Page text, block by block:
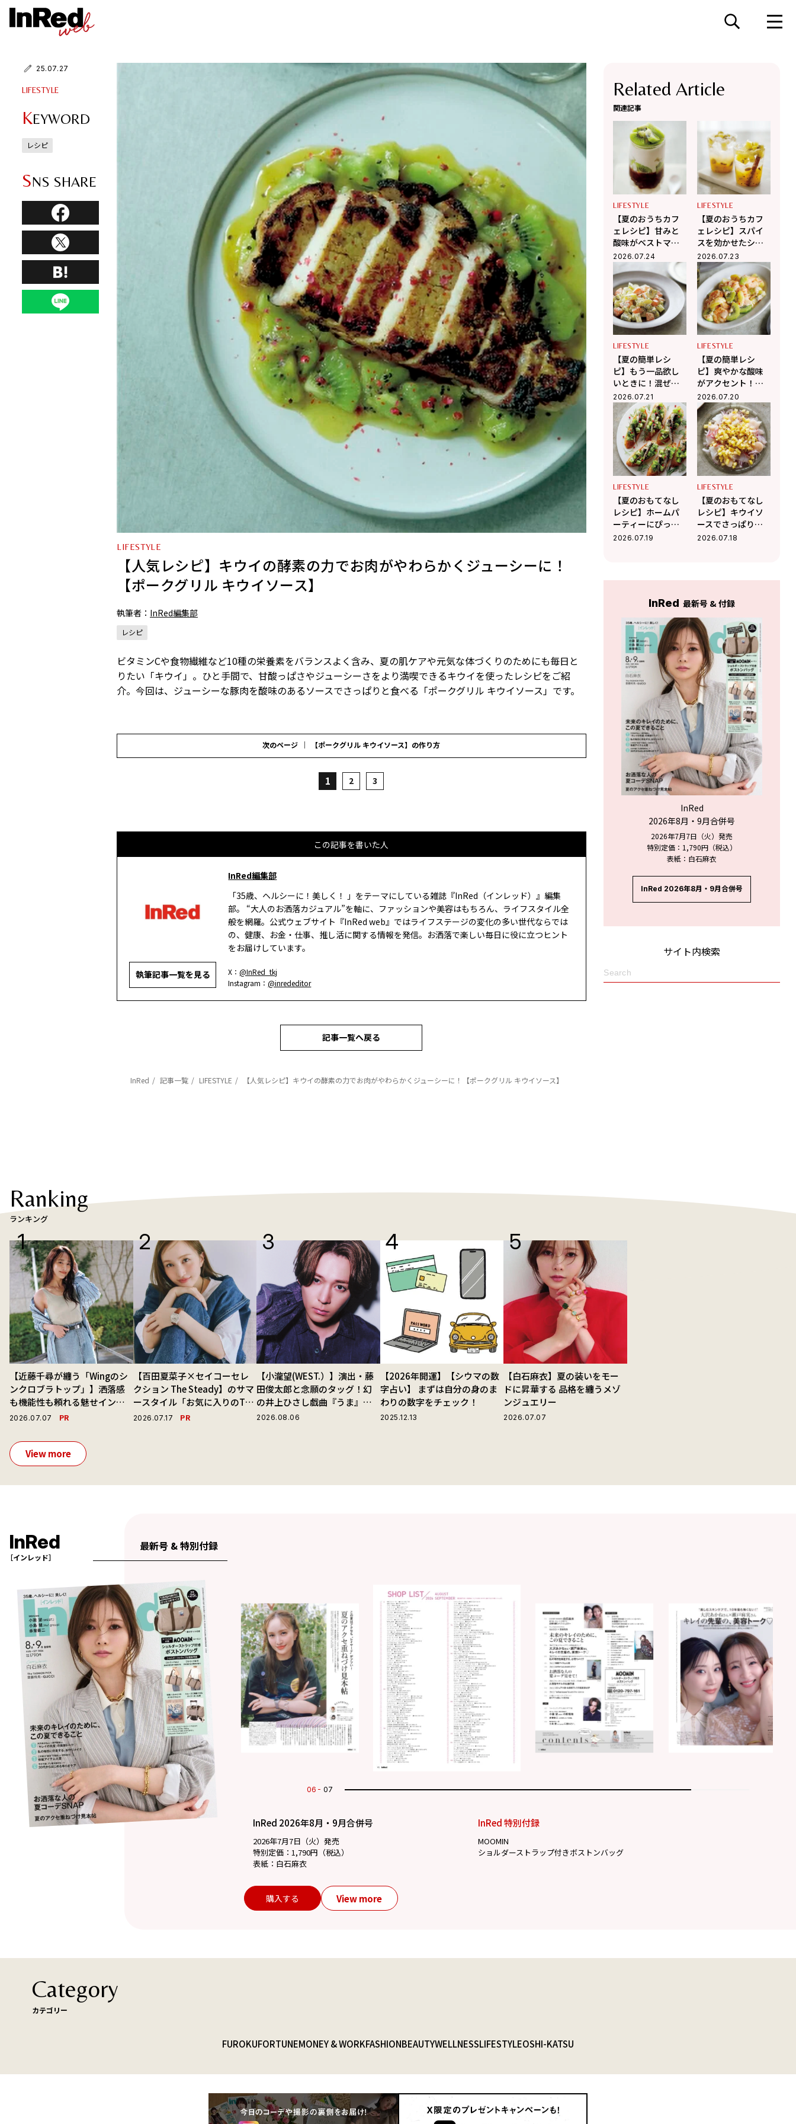
LIFESTYLE
【人気レシピ】キウイの酵素の力でお肉がやわらかくジューシーに！
【ポークグリル キウイソース】
執筆者： InRed編集部
レシピ
ビタミンCや食物繊維など10種の栄養素をバランスよく含み、夏の肌ケアや元気な体づくりのためにも毎日と
りたい「キウイ」。ひと手間で、甘酸っぱさやジューシーさをより満喫できるキウイを使ったレシピをご紹
介。今回は、ジューシーな豚肉を酸味のあるソースでさっぱりと食べる「ポークグリル キウイソース」です。
次のページ 【ポークグリル キウイソース】の作り方
1 2 3
この記事を書いた人
執筆記事一覧を見る
InRed編集部
「35歳、ヘルシーに！美しく！ 」をテーマにしている雑誌『InRed（インレッド）』編集
部。 “大人のお洒落カジュアル”を軸に、ファッションや美容はもちろん、ライフスタイル全
般を網羅。公式ウェブサイト『InRed web』ではライフステージの変化の多い世代ならでは
の、健康、お金・仕事、推し活に関する情報を発信。お洒落で楽しい毎日に役に立つヒント
をお届けしています。
X：@InRed_tkj
Instagram：@inrededitor
記事一覧へ戻る
InRed 記事一覧 LIFESTYLE 【人気レシピ】キウイの酵素の力でお肉がやわらかくジューシーに！【ポークグリル キウイソース】
25.07.27
LIFESTYLE
KEYWORD
レシピ
SNS SHARE
Related Article
関連記事
LIFESTYLE
【夏のおうちカフ
ェレシピ】甘みと
酸味がベストマッ
チ♡キウイと白玉
のベトナム風チェ
ー
2026.07.24
LIFESTYLE
【夏のおうちカフ
ェレシピ】スパイ
スを効かせたシロ
ップで楽しむ♡キ
ウイのクラフトコ
ーラ
2026.07.23
LIFESTYLE
【夏の簡単レシ
ピ】もう一品欲し
いときに！混ぜる
だけで完成♡キウ
イとサーモンのタ
ルタル
2026.07.21
LIFESTYLE
【夏の簡単レシ
ピ】爽やかな酸味
がアクセント！キ
ウイとえびのチリ
マヨネーズでおう
ちごはん
2026.07.20
LIFESTYLE
【夏のおもてなし
レシピ】ホームパ
ーティーにぴった
り♡ 料理上手に見
2026.07.19
LIFESTYLE
【夏のおもてなし
レシピ】キウイソ
ースでさっぱり！
初夏に食べたい♡
2026.07.18
InRed 最新号 & 付録
InRed
2026年8月・9月合併号
2026年7月7日（火）発売
特別定価：1,790円（税込）
表紙：白石麻衣
InRed 2026年8月・9月合併号
サイト内検索
Ranking
ランキング
【近藤千尋が纏う「Wingのシ
ンクロブラトップ」】洒落感
も機能性も頼れる魅せインナ
ーで毎日を心地よくアプデ！
2026.07.07 PR
【百田夏菜子×セイコーセレ
クション The Steady】のサマ
ースタイル「お気に入りのTシ
ャツと最高の時計と。」
2026.07.17 PR
【小瀧望(WEST.）】演出・藤
田俊太郎と念願のタッグ！幻
の井上ひさし戯曲『うま』で
演じる“爽快な悪人”の魅力と
2026.08.06
【2026年開運】【シウマの数
字占い】 まずは自分の身のま
わりの数字をチェック！
2025.12.13
【白石麻衣】夏の装いをモー
ドに昇華する 品格を纏うメゾ
ンジュエリー
2026.07.07
View more
InRed
［インレッド］
最新号 & 特別付録
07 07
InRed 2026年8月・9月合併号
2026年7月7日（火）発売
特別定価：1,790円（税込）
表紙：白石麻衣
InRed 特別付録
MOOMIN
ショルダーストラップ付きボストンバッグ
購入する View more
Category
カテゴリー
FUROKUFORTUNEMONEY & WORKFASHIONBEAUTYWELLNESSLIFESTYLEOSHI-KATSU